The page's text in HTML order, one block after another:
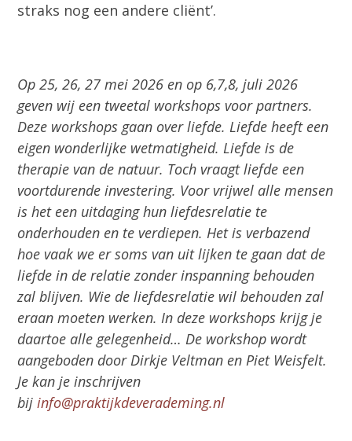
straks nog een andere cliënt’.
Op 25, 26, 27 mei 2026 en op 6,7,8, juli 2026
geven wij een tweetal workshops voor partners.
Deze workshops gaan over liefde. Liefde heeft een
eigen wonderlijke wetmatigheid. Liefde is de
therapie van de natuur. Toch vraagt liefde een
voortdurende investering. Voor vrijwel alle mensen
is het een uitdaging hun liefdesrelatie te
onderhouden en te verdiepen. Het is verbazend
hoe vaak we er soms van uit lijken te gaan dat de
liefde in de relatie zonder inspanning behouden
zal blijven. Wie de liefdesrelatie wil behouden zal
eraan moeten werken. In deze workshops krijg je
daartoe alle gelegenheid… De workshop wordt
aangeboden door Dirkje Veltman en Piet Weisfelt.
Je kan je inschrijven
bijinfo@praktijkdeverademing.nl